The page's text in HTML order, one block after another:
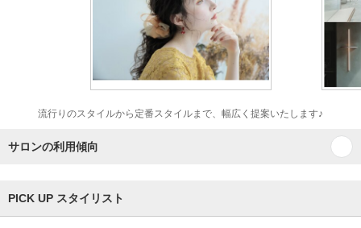
流行りのスタイルから定番スタイルまで、幅広く提案いたします♪
サロンの利用傾向
PICK UP スタイリスト